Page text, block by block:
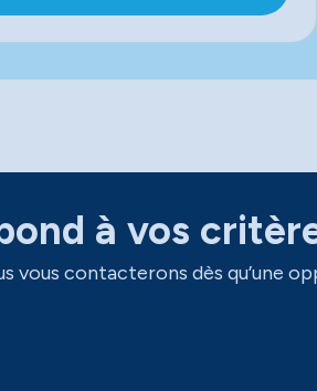
à vos
vous contacterons dès qu’une